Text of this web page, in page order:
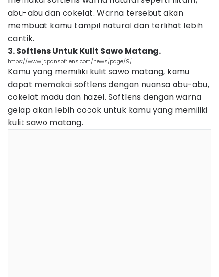
abu-abu dan cokelat. Warna tersebut akan
membuat kamu tampil natural dan terlihat lebih
cantik.
3. Softlens Untuk Kulit Sawo Matang.
https://www.japansoftlens.com/news/page/9/
Kamu yang memiliki kulit sawo matang, kamu
dapat memakai softlens dengan nuansa abu-abu,
cokelat madu dan hazel. Softlens dengan warna
gelap akan lebih cocok untuk kamu yang memiliki
kulit sawo matang.